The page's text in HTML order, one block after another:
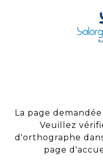
La page
Veuillez
d'orthographe
page